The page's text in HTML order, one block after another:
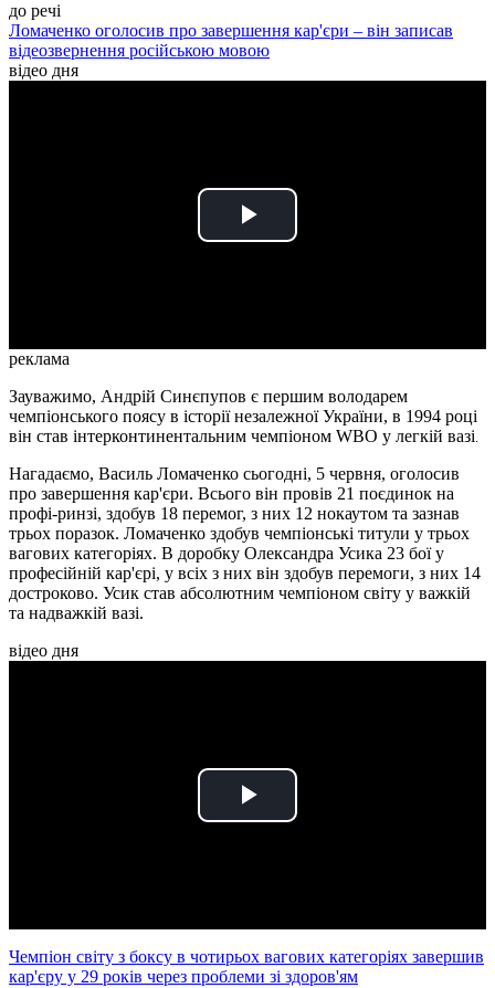
до речі
Ломаченко оголосив про завершення кар'єри – він записав
відеозвернення російською мовою
відео дня
Play
реклама
Зауважимо, Андрій Синєпупов є першим володарем
чемпіонського поясу в історії незалежної України, в 1994 році
він став інтерконтинентальним чемпіоном WBO у легкій вазі.
Нагадаємо, Василь Ломаченко сьогодні, 5 червня, оголосив
про завершення кар'єри. Всього він провів 21 поєдинок на
профі-ринзі, здобув 18 перемог, з них 12 нокаутом та зазнав
трьох поразок. Ломаченко здобув чемпіонські титули у трьох
вагових категоріях. В доробку Олександра Усика 23 бої у
професійній кар'єрі, у всіх з них він здобув перемоги, з них 14
достроково. Усик став абсолютним чемпіоном світу у важкій
та надважкій вазі.
відео дня
Play
Чемпіон світу з боксу в чотирьох вагових категоріях завершив
кар'єру у 29 років через проблеми зі здоров'ям